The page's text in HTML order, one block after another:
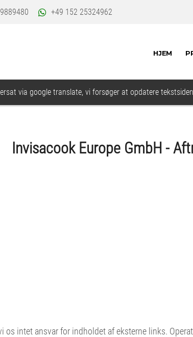
+49 152 25324962
HJEM
via google translate, vi forsøger at opdatere
Invisacook Europe GmbH -
intet ansvar for indholdet af eksterne links.